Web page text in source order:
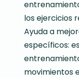
los ejercicios
Ayuda a
específicos:
movimientos